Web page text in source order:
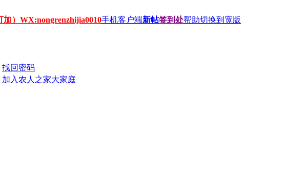
加）WX:nongrenzhijia0010手机客户端新帖签到处帮助切换到宽版
找回密码
加入农人之家大家庭